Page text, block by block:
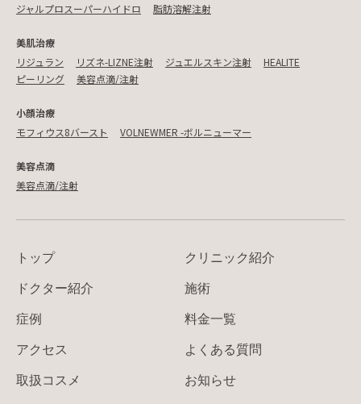
ジャルプロスーパーハイドロ
脂肪溶解注射
美肌治療
リジュラン
リズネ-LIZNE注射 ジュエルスキン注射
HEALITE
ピーリング
美容点滴/注射
小顔治療
モフィウス8バースト
VOLNEWMER -ボルニューマー
美容点滴
美容点滴/注射
トップ
クリニック紹介
ドクター紹介
施術
症例
料金一覧
アクセス
よくある質問
取扱コスメ
お知らせ